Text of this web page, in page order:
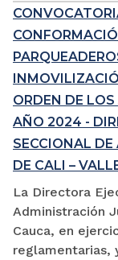
ORDEN DE
AÑO 2024 -
SECCIONAL
DE CALI –
La Directora
Administración
Cauca, en
reglamentarias,